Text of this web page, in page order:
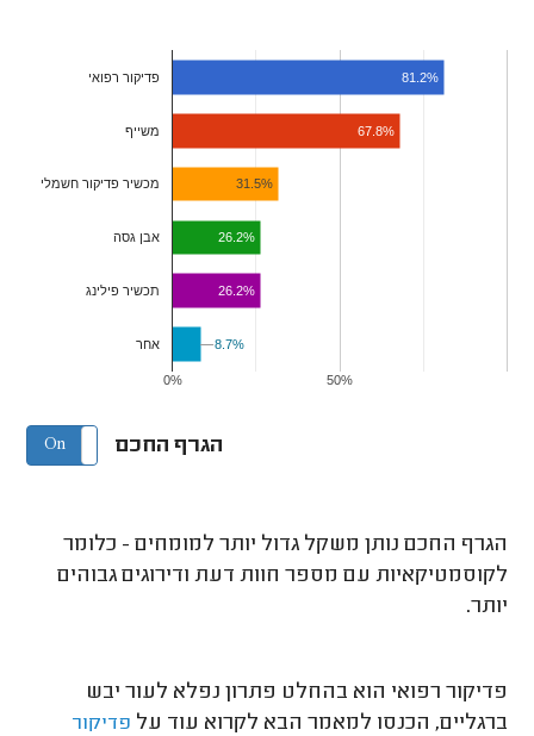
0% 50%
פדיקור רפואי
משייף
מכשיר פדיקור חשמלי
אבן גסה
תכשיר פילינג
אחר
81.2%
67.8%
31.5%
26.2%
26.2%
8.7%
8.7%
הגרף החכם On Off
הגרף החכם נותן משקל גדול יותר למומחים - כלומר
לקוסמטיקאיות עם מספר חוות דעת ודירוגים גבוהים
יותר.
פדיקור רפואי הוא בהחלט פתרון נפלא לעור יבש
ברגליים, הכנסו למאמר הבא לקרוא עוד על פדיקור